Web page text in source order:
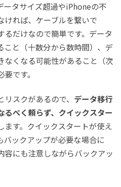
ータサイズ超過やiPhoneの不
ければ、ケーブルを繋いで
だけなので簡単です。データ
こと（十数分から数時間）、デ
なくなる可能性があること（次
です。
スクがあるので、 データ移行
るべく頼らず、クイックスター
ます。クイックスタートが使え
バックアップが必要な場合に
容にも注意しながらバックアッ